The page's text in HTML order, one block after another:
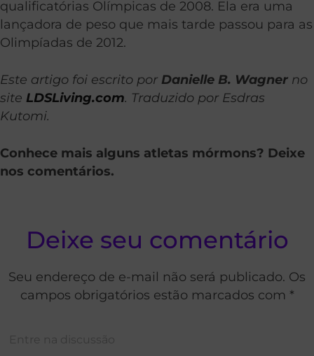
qualificatórias Olímpicas de 2008. Ela era uma
lançadora de peso que mais tarde passou para as
Olimpíadas de 2012.
Este artigo foi escrito por Danielle B. Wagner no
site LDSLiving.com. Traduzido por Esdras
Kutomi.
Conhece mais alguns atletas mórmons? Deixe
nos comentários.
Deixe seu comentário
Seu endereço de e-mail não será publicado. Os
campos obrigatórios estão marcados com *